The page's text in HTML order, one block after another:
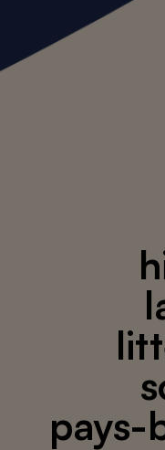
pays-